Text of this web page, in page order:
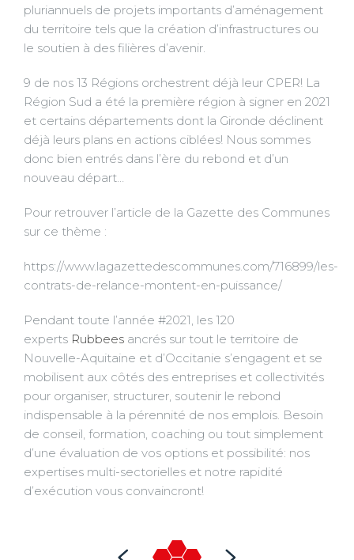
pluriannuels de projets importants d’aménagement
du territoire tels que la création d’infrastructures ou
le soutien à des filières d’avenir.
9 de nos 13 Régions orchestrent déjà leur CPER! La
Région Sud a été la première région à signer en 2021
et certains départements dont la Gironde déclinent
déjà leurs plans en actions ciblées! Nous sommes
donc bien entrés dans l’ère du rebond et d’un
nouveau départ…
Pour retrouver l’article de la Gazette des Communes
sur ce thème :
https://www.lagazettedescommunes.com/716899/les-
contrats-de-relance-montent-en-puissance/
Pendant toute l’année #2021, les 120
experts Rubbees ancrés sur tout le territoire de
Nouvelle-Aquitaine et d’Occitanie s’engagent et se
mobilisent aux côtés des entreprises et collectivités
pour organiser, structurer, soutenir le rebond
indispensable à la pérennité de nos emplois. Besoin
de conseil, formation, coaching ou tout simplement
d’une évaluation de vos options et possibilité: nos
expertises multi-sectorielles et notre rapidité
d’exécution vous convaincront!